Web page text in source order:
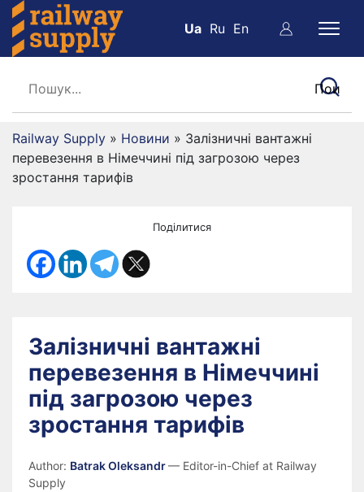
Ua Ru En
Railway Supply » Новини » Залізничні вантажні
перевезення в Німеччині під загрозою через
зростання тарифів
Поділитися
Залізничні вантажні
перевезення в Німеччині
під загрозою через
зростання тарифів
Author: Batrak Oleksandr— Editor-in-Chief at Railway
Supply